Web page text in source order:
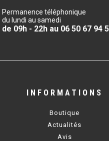
700 GAZ
900 GAZ
900 ÉLECTRIQUE
Permanence téléphonique
du lundi au samedi
de 09h - 22h au 06 50 67 94
INFORMATIONS
Boutique
Actualités
Avis